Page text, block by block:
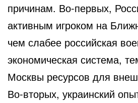
причинам. Во-первых,
активным игроком на
чем слабее российская
экономическая система,
Москвы ресурсов для
Во-вторых, украинский